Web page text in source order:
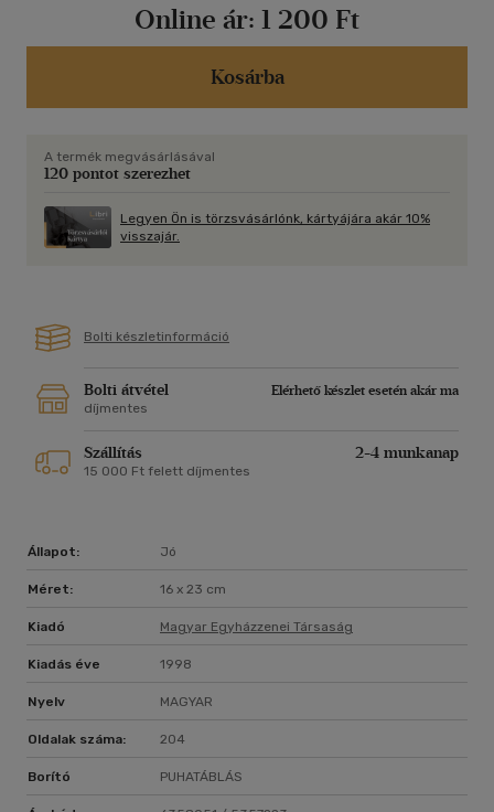
Online ár: 1 200 Ft
Kosárba
A termék megvásárlásával
120 pontot szerezhet
Legyen Ön is törzsvásárlónk, kártyájára akár 10%
visszajár.
Bolti készletinformáció
Bolti átvétel
Elérhető készlet esetén akár ma
díjmentes
Szállítás 2-4 munkanap
15 000 Ft felett díjmentes
Állapot: Jó
Méret: 16 x 23 cm
Kiadó Magyar Egyházzenei Társaság
Kiadás éve 1998
Nyelv MAGYAR
Oldalak száma: 204
Borító PUHATÁBLÁS